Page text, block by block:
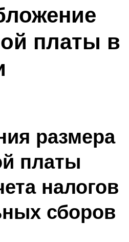
платы в
размера
платы
налогов
сборов